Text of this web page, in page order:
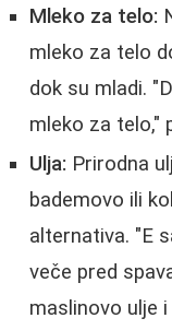
Mleko za telo:
mleko za telo
dok su mladi.
mleko za telo,"
Ulja: Prirodna
bademovo ili
alternativa. "E
veče pred
maslinovo ulje